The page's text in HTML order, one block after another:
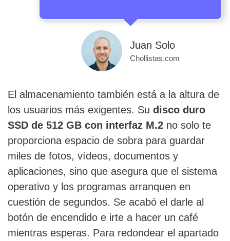
Juan Solo
Chollistas.com
El almacenamiento también está a la altura de
los usuarios más exigentes. Su disco duro
SSD de 512 GB con interfaz M.2 no solo te
proporciona espacio de sobra para guardar
miles de fotos, vídeos, documentos y
aplicaciones, sino que asegura que el sistema
operativo y los programas arranquen en
cuestión de segundos. Se acabó el darle al
botón de encendido e irte a hacer un café
mientras esperas. Para redondear el apartado